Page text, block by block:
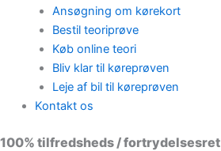
Ansøgning om kørekort
Bestil teoriprøve
Køb online teori
Bliv klar til køreprøven
Leje af bil til køreprøven
Kontakt os
100% tilfredsheds / fortrydelsesret